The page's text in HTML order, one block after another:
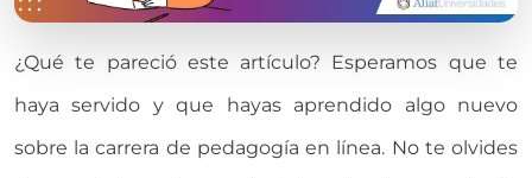
¿Qué te pareció este artículo? Esperamos que te
haya servido y que hayas aprendido algo nuevo
sobre la carrera de pedagogía en línea. No te olvides